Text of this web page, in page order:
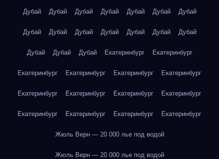
Дубай Дубай Дубай Дубай Дубай Дубай Дубай
Дубай Дубай Дубай Дубай Дубай Дубай Дубай
Дубай Дубай Дубай Екатеринбург Екатеринбург
Екатеринбург Екатеринбург Екатеринбург Екатеринбург
Екатеринбург Екатеринбург Екатеринбург Екатеринбург
Екатеринбург Екатеринбург Екатеринбург Екатеринбург
Жюль Верн — 20 000 лье под водой
Жюль Верн — 20 000 лье под водой